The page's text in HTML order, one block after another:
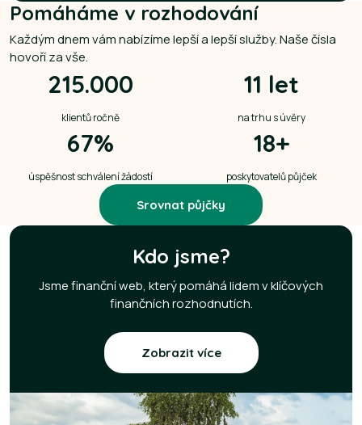
Pomáháme v rozhodování
Každým dnem vám nabízíme lepší a lepší služby. Naše čísla
hovoří za vše.
215.000
klientů ročně
11 let
na trhu s úvěry
67%
úspěšnost schválení žádostí
18+
poskytovatelů půjček
Srovnat půjčky
Kdo jsme?
Jsme finanční web, který pomáhá lidem v klíčových
finančních rozhodnutích.
Zobrazit více